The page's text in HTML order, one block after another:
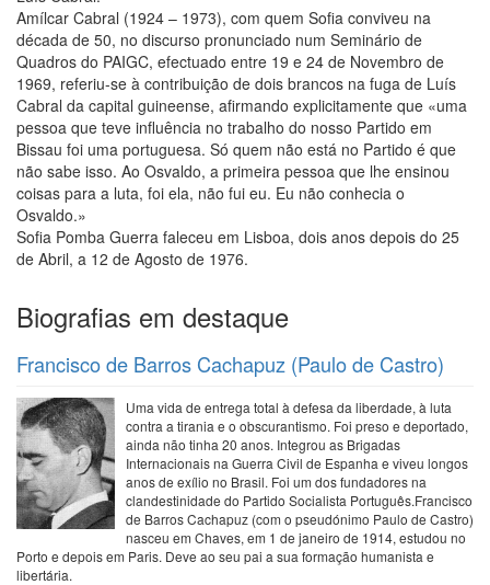
Amílcar Cabral (1924 – 1973), com quem Sofia conviveu na
década de 50, no discurso pronunciado num Seminário de
Quadros do PAIGC, efectuado entre 19 e 24 de Novembro de
1969, referiu-se à contribuição de dois brancos na fuga de Luís
Cabral da capital guineense, afirmando explicitamente que «uma
pessoa que teve influência no trabalho do nosso Partido em
Bissau foi uma portuguesa. Só quem não está no Partido é que
não sabe isso. Ao Osvaldo, a primeira pessoa que lhe ensinou
coisas para a luta, foi ela, não fui eu. Eu não conhecia o
Osvaldo.»
Sofia Pomba Guerra faleceu em Lisboa, dois anos depois do 25
de Abril, a 12 de Agosto de 1976.
Biografias em destaque
Francisco de Barros Cachapuz (Paulo de Castro)
Uma vida de entrega total à defesa da liberdade, à luta
contra a tirania e o obscurantismo. Foi preso e deportado,
ainda não tinha 20 anos. Integrou as Brigadas
Internacionais na Guerra Civil de Espanha e viveu longos
anos de exílio no Brasil. Foi um dos fundadores na
clandestinidade do Partido Socialista Português.Francisco
de Barros Cachapuz (com o pseudónimo Paulo de Castro)
nasceu em Chaves, em 1 de janeiro de 1914, estudou no
Porto e depois em Paris. Deve ao seu pai a sua formação humanista e
libertária.